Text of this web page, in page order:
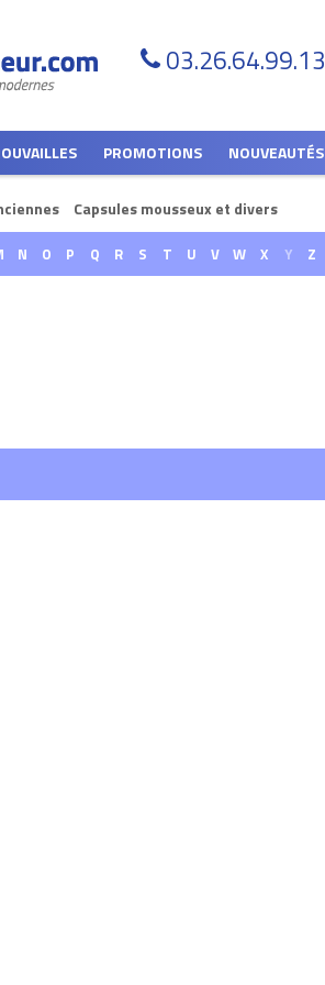
03.26.64.99.13
PROMOTIONS NOUVEAUTÉS
Capsules mousseux et divers
N O P Q R S T U V W X Y Z